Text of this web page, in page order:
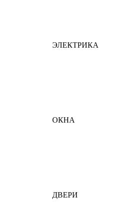
ЭЛЕКТРИКА
ОКНА
ДВЕРИ